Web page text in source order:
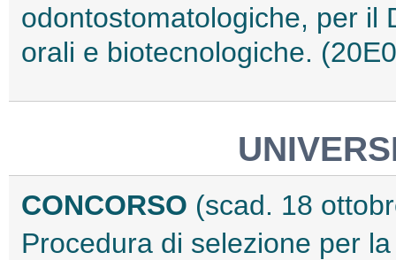
odontostomatologiche, per il
orali e biotecnologiche.
CONCORSO (scad. 18
Procedura di selezione per